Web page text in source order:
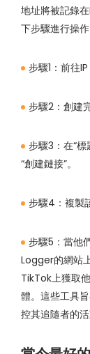
地址將被記錄
下步驟進行操作
步驟1：前往
步驟2：創建
步驟3：在“
“創建鏈接”。
步驟4：複製
步驟5：當他
Logger的網站
TikTok上獲取
體。這些工具
控其追隨者的活